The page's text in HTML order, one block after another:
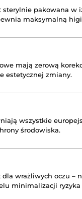
sterylnie pakowana w
maksymalną
mają zerową
estetycznej zmiany.
wszystkie
środowiska.
wrażliwych oczu –
minimalizacji ryzyka